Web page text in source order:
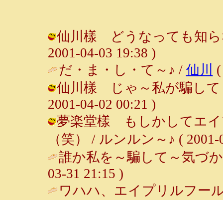
仙川樣 どうなっても知ら
2001-04-03 19:38 )
だ・ま・し・て～♪ / 仙川
仙川樣 じゃ～私が騙し
2001-04-02 00:21 )
夢楽堂樣 もしかしてエイ
（笑） / ルンルン～♪ ( 2001-
誰か私を～騙して～気づ
03-31 21:15 )
ワハハ、エイプリルフー